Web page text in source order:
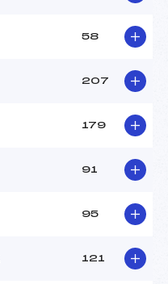
58
207
179
91
95
121